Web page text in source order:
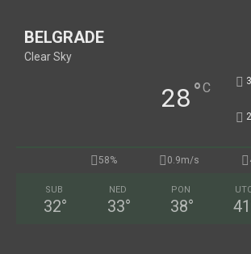
BELGRADE
Clear Sky
28°C
58% 0.9m/s
SUB
32°
NED
33°
PON
38° 41